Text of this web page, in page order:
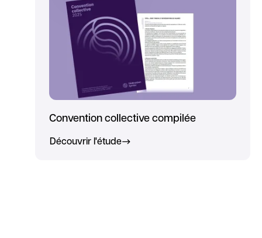
Convention collective compilée
Découvrir l'étude